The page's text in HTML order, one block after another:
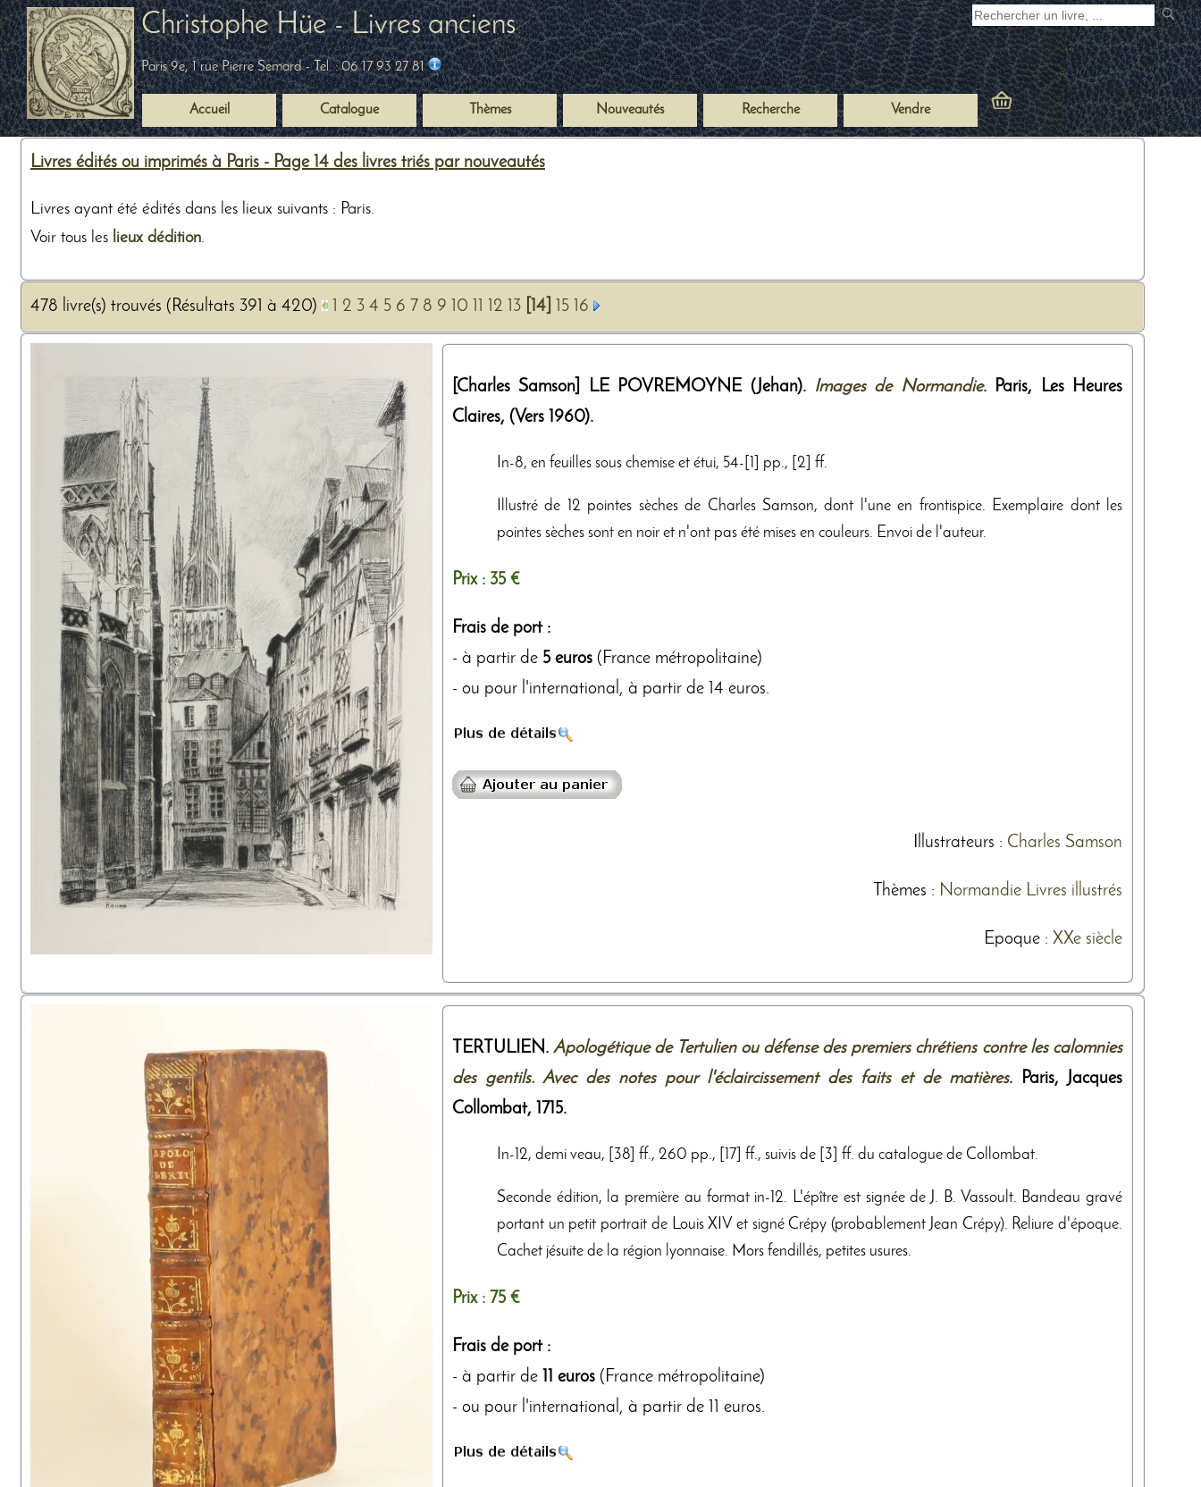
Christophe Hüe - Livres anciens
Paris 9e, 1 rue Pierre Semard- Tel. :06 17 93 27 81
Accueil Catalogue Thèmes Nouveautés Recherche Vendre
Livres édités ou imprimés à Paris - Page 14 des livres triés par nouveautés
Livres ayant été édités dans les lieux suivants : Paris.
Voir tous les lieux dédition.
478 livre(s) trouvés (Résultats 391 à 420) 2 3 4 5 6 7 8 9 10 12 13 [14] 15 16
[Charles Samson] LE POVREMOYNE (Jehan). Images de Normandie. Paris,
Les Heures
Claires, (Vers 1960).
In-8, en feuilles sous chemise et étui, 54-[1] pp., [2] ff.
Illustré de 12 pointes sèches de Charles Samson, dont l'une en frontispice. Exemplaire dont les
pointes sèches sont en noir et n'ont pas été mises en couleurs. Envoi de l'auteur.
Prix : 35 €
Frais de port :
- à partir de 5 euros (France métropolitaine)
- ou pour l'international, à partir de 14 euros.
Illustrateurs : Charles Samson
Thèmes : Normandie Livres illustrés
Epoque : XXe siècle
TERTULIEN.Apologétique de Tertulien ou défense des premiers chrétiens contre les calomnies
des gentils. Avec des notes pour l'éclaircissement des faits et de matières. Paris, Jacques
Collombat, 1715.
In-12, demi veau, [38] ff., 260 pp., [17] ff., suivis de [3] ff. du catalogue de Collombat.
Seconde édition, la première au format in-12. L'épître est signée de J. B. Vassoult. Bandeau gravé
portant un petit portrait de Louis XIV et signé Crépy (probablement Jean Crépy). Reliure d'époque.
Cachet jésuite de la région lyonnaise. Mors fendillés, petites usures.
Prix : 75 €
Frais de port :
- à partir de 11 euros (France métropolitaine)
- ou pour l'international, à partir de 11 euros.